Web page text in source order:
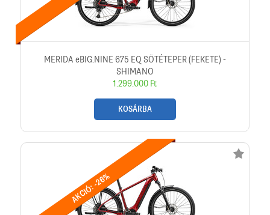
MERIDA eBIG.NINE 675 EQ SÖTÉTEPER (FEKETE) -
SHIMANO
1.299.000 Ft
KOSÁRBA
AKCIÓ: -26%